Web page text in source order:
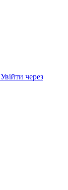
Увійти через